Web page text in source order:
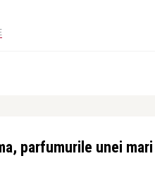
parfumurile unei mari